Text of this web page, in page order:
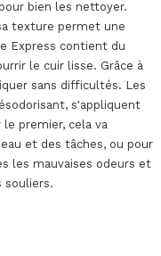
bien les nettoyer.
texture permet une
Express contient du
le cuir lisse. Grâce à
sans difficultés. Les
s'appliquent
premier, cela va
et des tâches, ou pour
les mauvaises odeurs et
souliers.